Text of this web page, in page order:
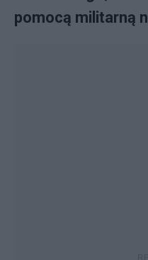
pomocą militarną